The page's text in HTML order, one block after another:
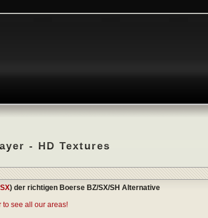
- HD Textures
) der richtigen Boerse BZ/SX/SH Alternative
to see all our areas!